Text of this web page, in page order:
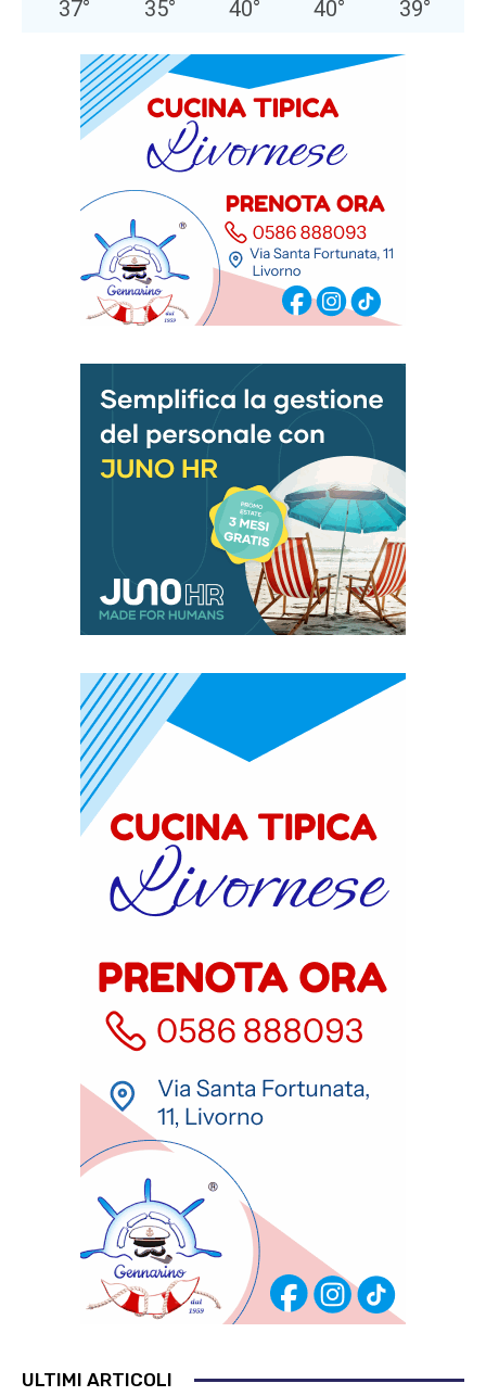
37° 35° 40° 40° 39°
ULTIMI ARTICOLI